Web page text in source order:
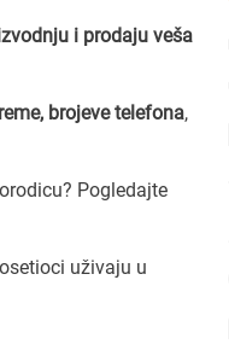
i prodaju veša
brojeve telefona,
Pogledajte
uživaju u